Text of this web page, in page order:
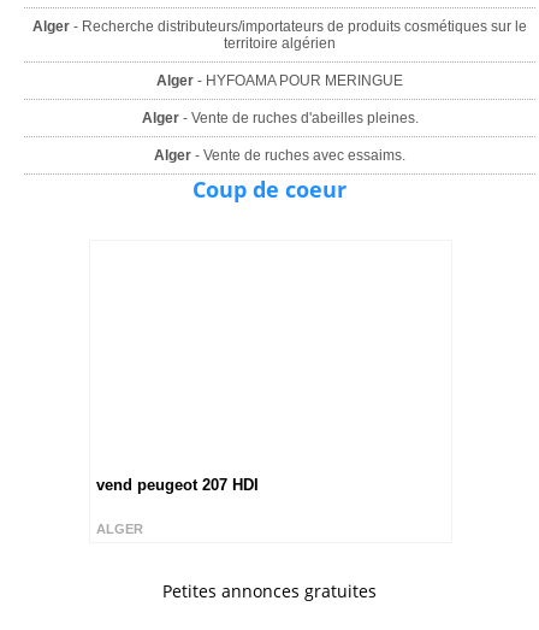
Alger - Recherche distributeurs/importateurs de produits cosmétiques sur le
territoire algérien
Alger - HYFOAMA POUR MERINGUE
Alger- Vente de ruches d'abeilles pleines.
Alger - Vente de ruches avec essaims.
Coup de coeur
vend peugeot 207 HDI
ALGER
Petites annonces gratuites